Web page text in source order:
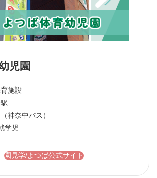
児園
施設
神奈中バス）
学児
園見学/よつば公式サイト